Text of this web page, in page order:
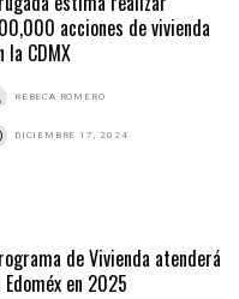
acciones de vivienda
la CDMX
REBECA ROMERO
DICIEMBRE 17, 2024
de Vivienda atenderá
Edoméx en 2025